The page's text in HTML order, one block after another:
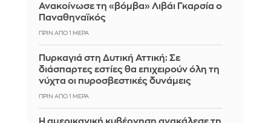
Ανακοίνωσε τη «βόμβα» Λιβάι Γκαρσία ο
Παναθηναϊκός
ΠΡΙΝ ΑΠΌ 1 ΜΈΡΑ
Πυρκαγιά στη Δυτική Αττική: Σε
διάσπαρτες εστίες θα επιχειρούν όλη τη
νύχτα οι πυροσβεστικές δυνάμεις
ΠΡΙΝ ΑΠΌ 1 ΜΈΡΑ